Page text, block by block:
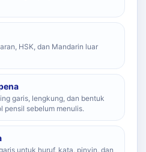
HSK, dan Mandarin luar
garis, lengkung, dan bentuk
pensil sebelum menulis.
untuk huruf, kata, pinyin, dan